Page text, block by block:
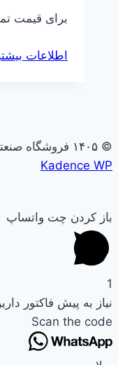
برای قیمت
اطلاعات
© ۱۴۰۵ فروشگاه صنعتی نیرکو - قالب وردپرس توسط
Kadence WP
باز کردن چت واتساپ
1
نیاز به پیش فاکتور
Scan the code